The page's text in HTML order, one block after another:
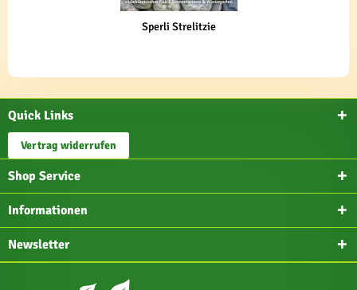
Sperli Strelitzie
Quick Links
Vertrag widerrufen
Shop Service
Informationen
Newsletter